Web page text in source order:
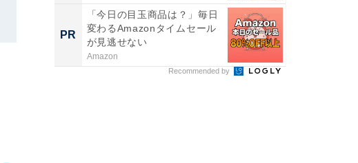
PR
「今日の目玉商品は？」毎日
変わるAmazonタイムセール
が見逃せない
Amazon
Recommended by